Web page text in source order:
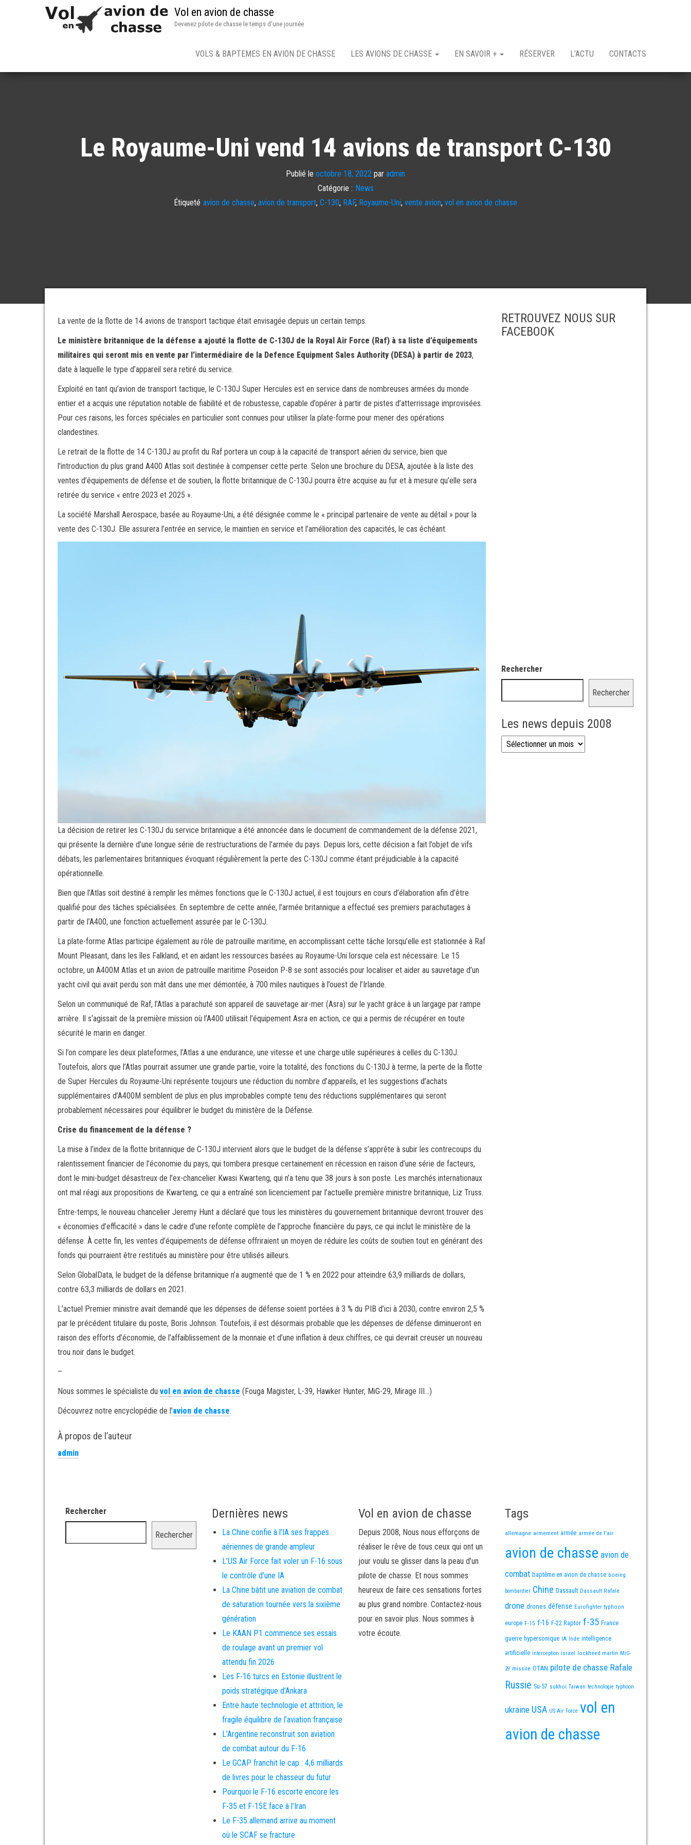
Vol en avion de chasse
Devenez pilote de chasse le temps d'une journée
VOLS & BAPTEMES EN AVION DE CHASSE LES AVIONS DE CHASSE EN SAVOIR + RÉSERVER L’ACTU CONTACTS
Le Royaume-Uni vend 14 avions de transport C-130
Publié le octobre 18, 2022 par admin
Catégorie : News
Étiqueté avion de chasse, avion de transport, C-130, RAF, Royaume-Uni, vente avion, vol en avion de chasse
La vente de la flotte de 14 avions de transport tactique était envisagée depuis un certain temps.
Le ministère britannique de la défense a ajouté la flotte de C-130J de la Royal Air Force (Raf) à sa liste d’équipements
militaires qui seront mis en vente par l’intermédiaire de la Defence Equipment Sales Authority (DESA) à partir de 2023,
date à laquelle le type d’appareil sera retiré du service.
Exploité en tant qu’avion de transport tactique, le C-130J Super Hercules est en service dans de nombreuses armées du monde
entier et a acquis une réputation notable de fiabilité et de robustesse, capable d’opérer à partir de pistes d’atterrissage improvisées.
Pour ces raisons, les forces spéciales en particulier sont connues pour utiliser la plate-forme pour mener des opérations
clandestines.
Le retrait de la flotte de 14 C-130J au profit du Raf portera un coup à la capacité de transport aérien du service, bien que
l’introduction du plus grand A400 Atlas soit destinée à compenser cette perte. Selon une brochure du DESA, ajoutée à la liste des
ventes d’équipements de défense et de soutien, la flotte britannique de C-130J pourra être acquise au fur et à mesure qu’elle sera
retirée du service « entre 2023 et 2025 ».
La société Marshall Aerospace, basée au Royaume-Uni, a été désignée comme le « principal partenaire de vente au détail » pour la
vente des C-130J. Elle assurera l’entrée en service, le maintien en service et l’amélioration des capacités, le cas échéant.
La décision de retirer les C-130J du service britannique a été annoncée dans le document de commandement de la défense 2021,
qui présente la dernière d’une longue série de restructurations de l’armée du pays. Depuis lors, cette décision a fait l’objet de vifs
débats, les parlementaires britanniques évoquant régulièrement la perte des C-130J comme étant préjudiciable à la capacité
opérationnelle.
Bien que l’Atlas soit destiné à remplir les mêmes fonctions que le C-130J actuel, il est toujours en cours d’élaboration afin d’être
qualifié pour des tâches spécialisées. En septembre de cette année, l’armée britannique a effectué ses premiers parachutages à
partir de l’A400, une fonction actuellement assurée par le C-130J.
La plate-forme Atlas participe également au rôle de patrouille maritime, en accomplissant cette tâche lorsqu’elle est stationnée à Raf
Mount Pleasant, dans les îles Falkland, et en aidant les ressources basées au Royaume-Uni lorsque cela est nécessaire. Le 15
octobre, un A400M Atlas et un avion de patrouille maritime Poseidon P-8 se sont associés pour localiser et aider au sauvetage d’un
yacht civil qui avait perdu son mât dans une mer démontée, à 700 miles nautiques à l’ouest de l’Irlande.
Selon un communiqué de Raf, l’Atlas a parachuté son appareil de sauvetage air-mer (Asra) sur le yacht grâce à un largage par rampe
arrière. Il s’agissait de la première mission où l’A400 utilisait l’équipement Asra en action, ce qui a permis de récupérer en toute
sécurité le marin en danger.
Si l’on compare les deux plateformes, l’Atlas a une endurance, une vitesse et une charge utile supérieures à celles du C-130J.
Toutefois, alors que l’Atlas pourrait assumer une grande partie, voire la totalité, des fonctions du C-130J à terme, la perte de la flotte
de Super Hercules du Royaume-Uni représente toujours une réduction du nombre d’appareils, et les suggestions d’achats
supplémentaires d’A400M semblent de plus en plus improbables compte tenu des réductions supplémentaires qui seront
probablement nécessaires pour équilibrer le budget du ministère de la Défense.
Crise du financement de la défense ?
La mise à l’index de la flotte britannique de C-130J intervient alors que le budget de la défense s’apprête à subir les contrecoups du
ralentissement financier de l’économie du pays, qui tombera presque certainement en récession en raison d’une série de facteurs,
dont le mini-budget désastreux de l’ex-chancelier Kwasi Kwarteng, qui n’a tenu que 38 jours à son poste. Les marchés internationaux
ont mal réagi aux propositions de Kwarteng, ce qui a entraîné son licenciement par l’actuelle première ministre britannique, Liz Truss.
Entre-temps, le nouveau chancelier Jeremy Hunt a déclaré que tous les ministères du gouvernement britannique devront trouver des
« économies d’efficacité » dans le cadre d’une refonte complète de l’approche financière du pays, ce qui inclut le ministère de la
défense. À cette fin, les ventes d’équipements de défense offriraient un moyen de réduire les coûts de soutien tout en générant des
fonds qui pourraient être restitués au ministère pour être utilisés ailleurs.
Selon GlobalData, le budget de la défense britannique n’a augmenté que de 1 % en 2022 pour atteindre 63,9 milliards de dollars,
contre 63,3 milliards de dollars en 2021.
L’actuel Premier ministre avait demandé que les dépenses de défense soient portées à 3 % du PIB d’ici à 2030, contre environ 2,5 %
par le précédent titulaire du poste, Boris Johnson. Toutefois, il est désormais probable que les dépenses de défense diminueront en
raison des efforts d’économie, de l’affaiblissement de la monnaie et d’une inflation à deux chiffres, ce qui devrait creuser un nouveau
trou noir dans le budget.
–
Nous sommes le spécialiste du vol en avion de chasse (Fouga Magister, L-39, Hawker Hunter, MiG-29, Mirage III…)
Découvrez notre encyclopédie de l’avion de chasse.
À propos de l’auteur
admin
RETROUVEZ NOUS SUR
FACEBOOK
Rechercher
Rechercher
Les news depuis 2008
Les news depuis 2008
Rechercher
Rechercher
Dernières news
La Chine confie à l’IA ses frappes
aériennes de grande ampleur
L’US Air Force fait voler un F-16 sous
le contrôle d’une IA
La Chine bâtit une aviation de combat
de saturation tournée vers la sixième
génération
Le KAAN P1 commence ses essais
de roulage avant un premier vol
attendu fin 2026
Les F-16 turcs en Estonie illustrent le
poids stratégique d’Ankara
Entre haute technologie et attrition, le
fragile équilibre de l’aviation française
L’Argentine reconstruit son aviation
de combat autour du F-16
Le GCAP franchit le cap : 4,6 milliards
de livres pour le chasseur du futur
Pourquoi le F-16 escorte encore les
F-35 et F-15E face à l’Iran
Le F-35 allemand arrive au moment
où le SCAF se fracture
Vol en avion de chasse
Depuis 2008, Nous nous efforçons de
réaliser le rêve de tous ceux qui ont un
jour voulu se glisser dans la peau d’un
pilote de chasse. Et nous sommes
heureux de faire ces sensations fortes
au plus grand nombre. Contactez-nous
pour en savoir plus. Nous sommes à
votre écoute.
Tags
allemagne armement armée armée de l'air
avion de chasse avion de
combat baptême en avion de chasse boeing
bombardier Chine Dassault Dassault Rafale
drone drones défense Eurofighter typhoon
europe F-15 f-16 F-22 Raptor f-35 France
guerre hypersonique IA Inde intelligence
artificielle interception israel lockheed martin MiG-
29 missile OTAN pilote de chasse Rafale
Russie Su-57 sukhoi Taiwan technologie typhoon
ukraine USA US Air Force vol en
avion de chasse